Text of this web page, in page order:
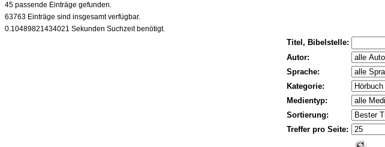
45 passende Einträge gefunden.
63763 Einträge sind insgesamt verfügbar.
0.10489821434021 Sekunden Suchzeit benötigt.
Titel, Bibelstelle:
Autor:
Sprache:
Kategorie:
Medientyp:
Sortierung:
Treffer pro Seite: